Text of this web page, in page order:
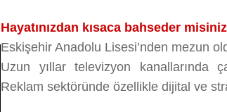
Hayatınızdan kısaca bahseder
Eskişehir Anadolu Lisesi’nden mezun
Uzun yıllar televizyon kanallarında
Reklam sektöründe özellikle dijital ve